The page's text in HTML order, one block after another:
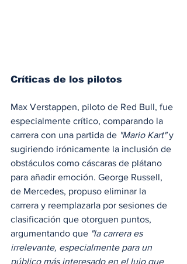
Críticas de los pilotos
Max Verstappen, piloto de Red Bull, fue
especialmente crítico, comparando la
carrera con una partida de "Mario Kart" y
sugiriendo irónicamente la inclusión de
obstáculos como cáscaras de plátano
para añadir emoción. George Russell,
de Mercedes, propuso eliminar la
carrera y reemplazarla por sesiones de
clasificación que otorguen puntos,
argumentando que "la carrera es
irrelevante, especialmente para un
público más interesado en el lujo que